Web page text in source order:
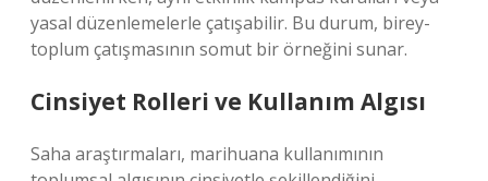
yasal düzenlemelerle çatışabilir. Bu durum, birey-
toplum çatışmasının somut bir örneğini sunar.
Cinsiyet Rolleri ve Kullanım Algısı
Saha araştırmaları, marihuana kullanımının